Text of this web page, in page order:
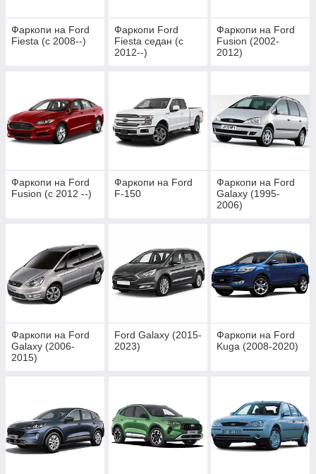
Фаркопи на Ford
Fiesta (c 2008--)
Фаркопи Ford
Fiesta седан (c
2012--)
Фаркопи на Ford
Fusion (2002-
2012)
Фаркопи на Ford
Fusion (c 2012 --)
Фаркопи на Ford
F-150
Фаркопи на Ford
Galaxy (1995-
2006)
Фаркопи на Ford
Galaxy (2006-
2015)
Ford Galaxy (2015-
2023)
Фаркопи на Ford
Kuga (2008-2020)